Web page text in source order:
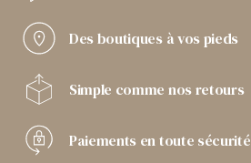
Des boutiques à vos pieds
Simple comme nos retours
Paiements en toute sécurité